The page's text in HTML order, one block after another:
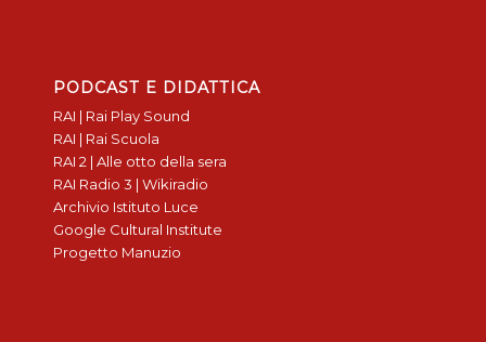
PODCAST E DIDATTICA
RAI | Rai Play Sound
RAI | Rai Scuola
RAI 2 | Alle otto della sera
RAI Radio 3 | Wikiradio
Archivio Istituto Luce
Google Cultural Institute
Progetto Manuzio